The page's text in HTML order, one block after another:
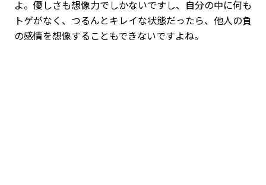
よ。優しさも想像力でしかないですし、自分の中に何も
トゲがなく、つるんとキレイな状態だったら、他人の負
の感情を想像することもできないですよね。